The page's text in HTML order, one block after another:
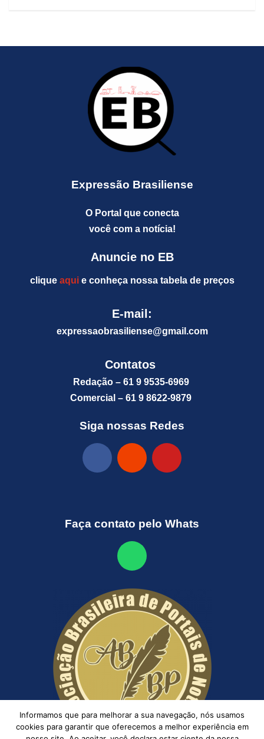
Expressão Brasiliense
O Portal que conecta
você com a notícia!
Anuncie no EB
clique aquie conheça nossa tabela de preços
E-mail:
expressaobrasiliense@gmail.com
Contatos
Redação – 61 9 9535-6969
Comercial – 61 9 8622-9879
Siga nossas Redes
Faça contato pelo Whats
Informamos que para melhorar a sua navegação, nós usamos
cookies para garantir que oferecemos a melhor experiência em